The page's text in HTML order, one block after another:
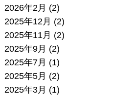
2026年2月 (2)
2025年12月 (2)
2025年11月 (2)
2025年9月 (2)
2025年7月 (1)
2025年5月 (2)
2025年3月 (1)